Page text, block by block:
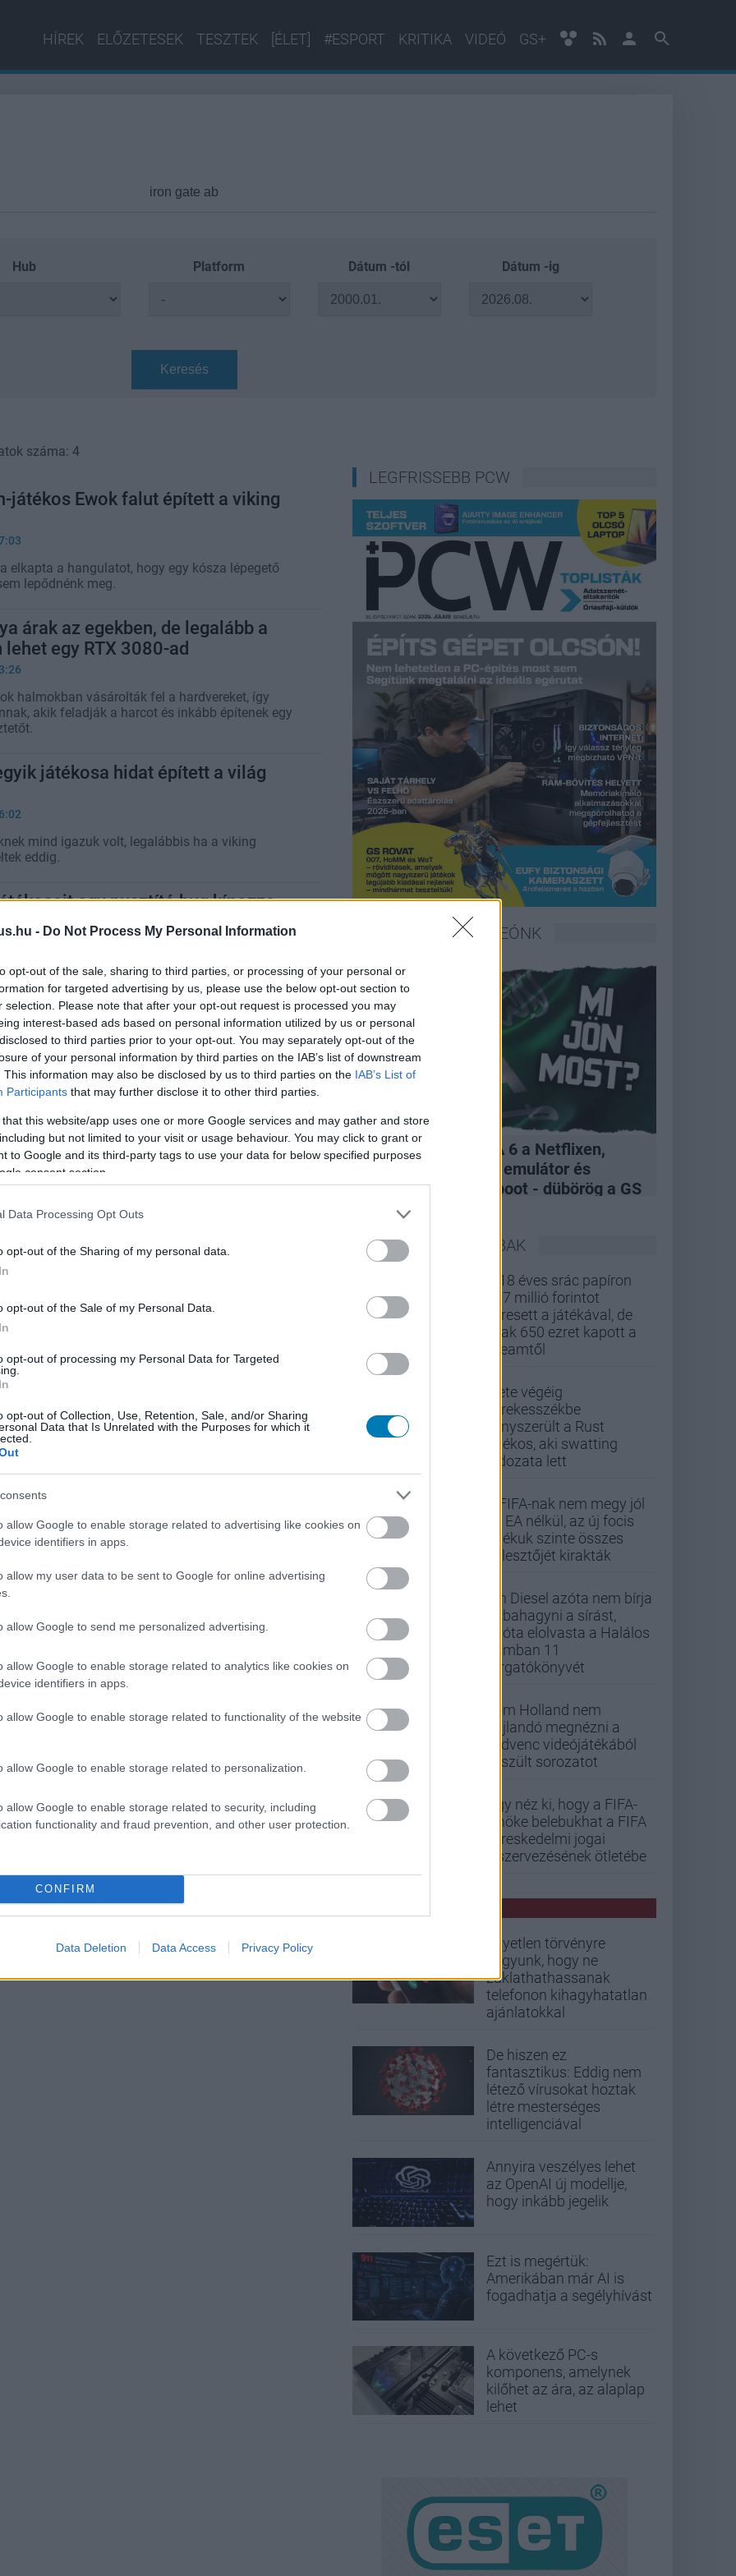
- Do Not Process My Personal Information
opt-out of the sale, sharing to third parties, or processing of your personal or
for targeted advertising by us, please use the below opt-out section to
selection. Please note that after your opt-out request is processed you may
interest-based ads based on personal information utilized by us or personal
to third parties prior to your opt-out. You may separately opt-out of the
of your personal information by third parties on the IAB’s list of downstream
This information may also be disclosed by us to third parties on the IAB’s List of
Participants that may further disclose it to other third parties.
that this website/app uses one or more Google services and may gather and store
but not limited to your visit or usage behaviour. You may click to grant or
to Google and its third-party tags to use your data for below specified purposes
consent section.
Data Processing Opt Outs
opt-out of the Sharing of my personal data.
opt-out of the Sale of my Personal Data.
opt-out of processing my Personal Data for Targeted
opt-out of Collection, Use, Retention, Sale, and/or Sharing
Data that Is Unrelated with the Purposes for which it
allow Google to enable storage related to advertising like cookies on
identifiers in apps.
allow my user data to be sent to Google for online advertising
allow Google to send me personalized advertising.
allow Google to enable storage related to analytics like cookies on
identifiers in apps.
allow Google to enable storage related to functionality of the website
allow Google to enable storage related to personalization.
allow Google to enable storage related to security, including
functionality and fraud prevention, and other user protection.
CONFIRM
Data Deletion Data Access Privacy Policy
HÍREK ELŐZETESEK TESZTEK [ÉLET] #ESPORT KRITIKA VIDEÓ GS+
Hub Platform Dátum -tól Dátum -ig
Keresés
száma: 4
játékos Ewok falut épített a viking
elkapta a hangulatot, hogy egy kósza lépegető
lepődnénk meg.
árak az egekben, de legalább a
egy RTX 3080-ad
halmokban vásárolták fel a hardvereket, így
akik feladják a harcot és inkább építenek egy
játékosa hidat épített a világ
mind igazuk volt, legalábbis ha a viking
eddig.
egy pusztító bug kínozza,
el a mentéseink eltűnését
tudnak a hibáról, de egyelőre nem birkóznak
tanácsaik vannak a problémák elkerülésére.
LEGFRISSEBB PCW
LEGFRISSEBB VIDEÓNK
EA felvásárlás, GTA 6 a Netflixen,
hivatalos Xbox 360 emulátor és
kukázott Penge reboot - dübörög a GS
Hype
LEGOLVASOTTABBAK
A 18 éves srác papíron
437 millió forintot
keresett a játékával, de
csak 650 ezret kapott a
Steamtől
Élete végéig
kerekesszékbe
kényszerült a Rust
játékos, aki swatting
áldozata lett
A FIFA-nak nem megy jól
az EA nélkül, az új focis
játékuk szinte összes
fejlesztőjét kirakták
Vin Diesel azóta nem bírja
abbahagyni a sírást,
mióta elolvasta a Halálos
iramban 11
forgatókönyvét
Tom Holland nem
hajlandó megnézni a
kedvenc videójátékából
készült sorozatot
Úgy néz ki, hogy a FIFA-
elnöke belebukhat a FIFA
kereskedelmi jogai
kiszervezésének ötletébe
Egyetlen törvényre
vagyunk, hogy ne
zaklathathassanak
telefonon kihagyhatatlan
ajánlatokkal
De hiszen ez
fantasztikus: Eddig nem
létező vírusokat hoztak
létre mesterséges
intelligenciával
Annyira veszélyes lehet
az OpenAI új modellje,
hogy inkább jegelik
Ezt is megértük:
Amerikában már AI is
fogadhatja a segélyhívást
A következő PC-s
komponens, amelynek
kilőhet az ára, az alaplap
lehet